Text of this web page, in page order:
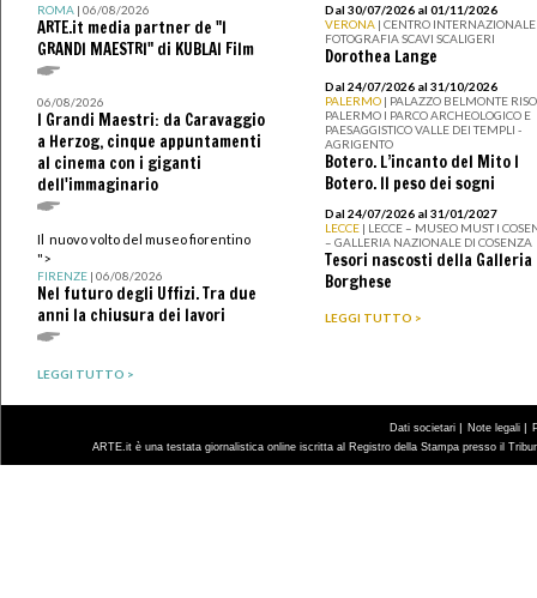
ROMA | 06/08/2026
ARTE.it media partner de "I
GRANDI MAESTRI" di KUBLAI Film
06/08/2026
I Grandi Maestri: da Caravaggio
a Herzog, cinque appuntamenti
al cinema con i giganti
dell'immaginario
Il nuovo volto del museo fiorentino
">
FIRENZE | 06/08/2026
Nel futuro degli Uffizi. Tra due
anni la chiusura dei lavori
LEGGI TUTTO >
Dal 30/07/2026 al 01/11/2026
VERONA | CENTRO
FOTOGRAFIA SCAVI SCALIGERI
Dorothea Lange
Dal 24/07/2026 al 31/10/2026
PALERMO | PALAZZO BELMONTE
PALERMO I PARCO ARCHEOLOGICO E
PAESAGGISTICO VALLE DEI TEMPLI -
AGRIGENTO
Botero. L’incanto del Mito I
Botero. Il peso dei sogni
Dal 24/07/2026 al 31/01/2027
LECCE | LECCE – MUSEO MUST I
– GALLERIA NAZIONALE DI COSENZA
Tesori nascosti della Galleria
Borghese
LEGGI TUTTO >
Dati societari | Note legali |
ARTE.it è una testata giornalistica online iscritta al Registro della Stampa presso il